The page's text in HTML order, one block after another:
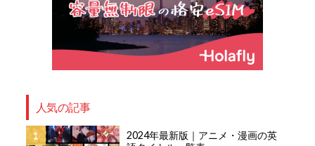
人気の記事
2024年最新版｜アニメ・漫画の英